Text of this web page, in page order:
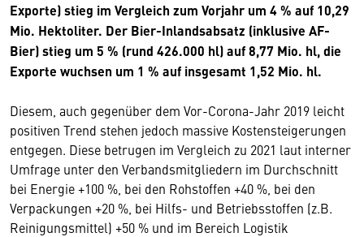
Exporte) stieg im Vergleich zum Vorjahr um 4 % auf 10,29
Mio. Hektoliter. Der Bier-Inlandsabsatz (inklusive AF-
Bier) stieg um 5 % (rund 426.000 hl) auf 8,77 Mio. hl, die
Exporte wuchsen um 1 % auf insgesamt 1,52 Mio. hl.
Diesem, auch gegenüber dem Vor-Corona-Jahr 2019 leicht
positiven Trend stehen jedoch massive Kostensteigerungen
entgegen. Diese betrugen im Vergleich zu 2021 laut interner
Umfrage unter den Verbandsmitgliedern im Durchschnitt
bei Energie +100 %, bei den Rohstoffen +40 %, bei den
Verpackungen +20 %, bei Hilfs- und Betriebsstoffen (z.B.
Reinigungsmittel) +50 % und im Bereich Logistik